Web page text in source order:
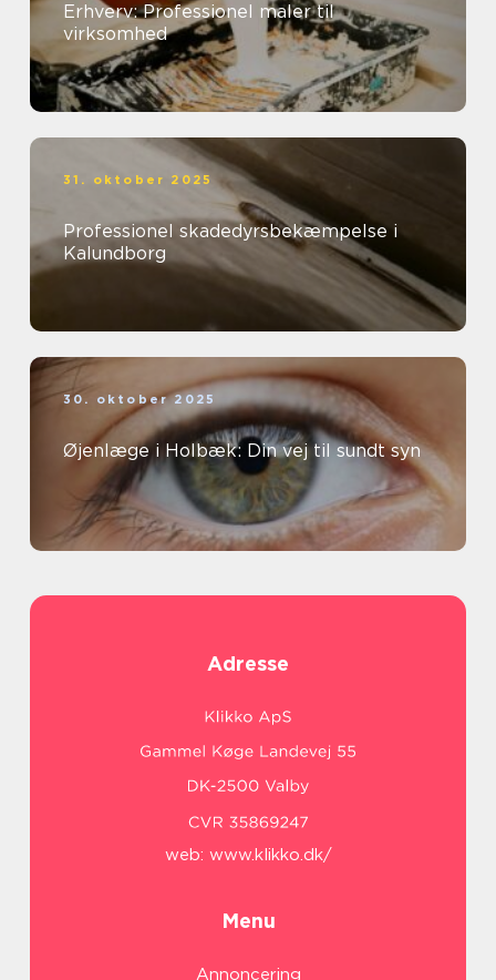
Erhverv: Professionel maler til
virksomhed
31. oktober 2025
Professionel skadedyrsbekæmpelse i
Kalundborg
30. oktober 2025
Øjenlæge i Holbæk: Din vej til sundt syn
Adresse
web: www.klikko.dk/
Menu
Annoncering